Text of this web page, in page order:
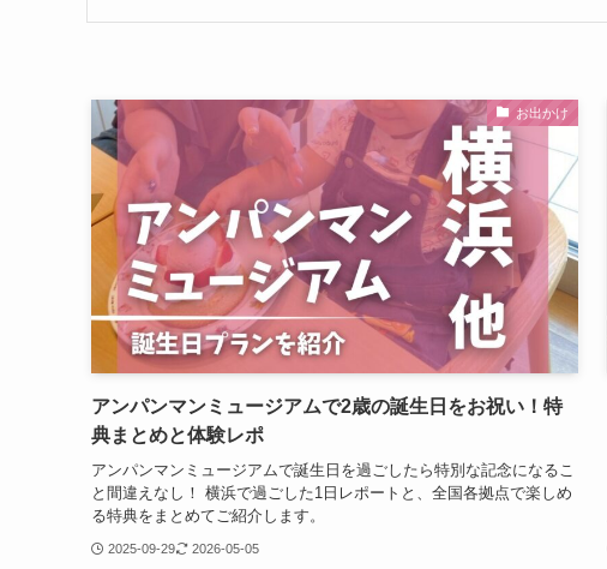
お出かけ
アンパンマンミュージアムで2歳の誕生日をお祝い！特
典まとめと体験レポ
アンパンマンミュージアムで誕生日を過ごしたら特別な記念になるこ
と間違えなし！ 横浜で過ごした1日レポートと、全国各拠点で楽しめ
る特典をまとめてご紹介します。
2025-09-29 2026-05-05